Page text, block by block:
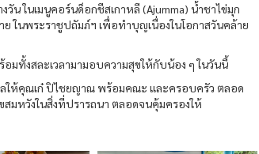
ในเมนูคอร์นด็อกชีสเกาหลี (Ajumma) น้ำชาไข่มุก
ในพระราชูปถัมภ์ฯ เพื่อทำบุญเนื่องในโอกาสวันคล้าย
ทั้งสละเวลามามอบความสุขให้กับน้อง ๆ ในวันนี้
ให้คุณเก๋ ปิไชยญาณ พร้อมคณะ และครอบครัว ตลอด
มหวังในสิ่งที่ปรารถนา ตลอดจนคุ้มครองให้